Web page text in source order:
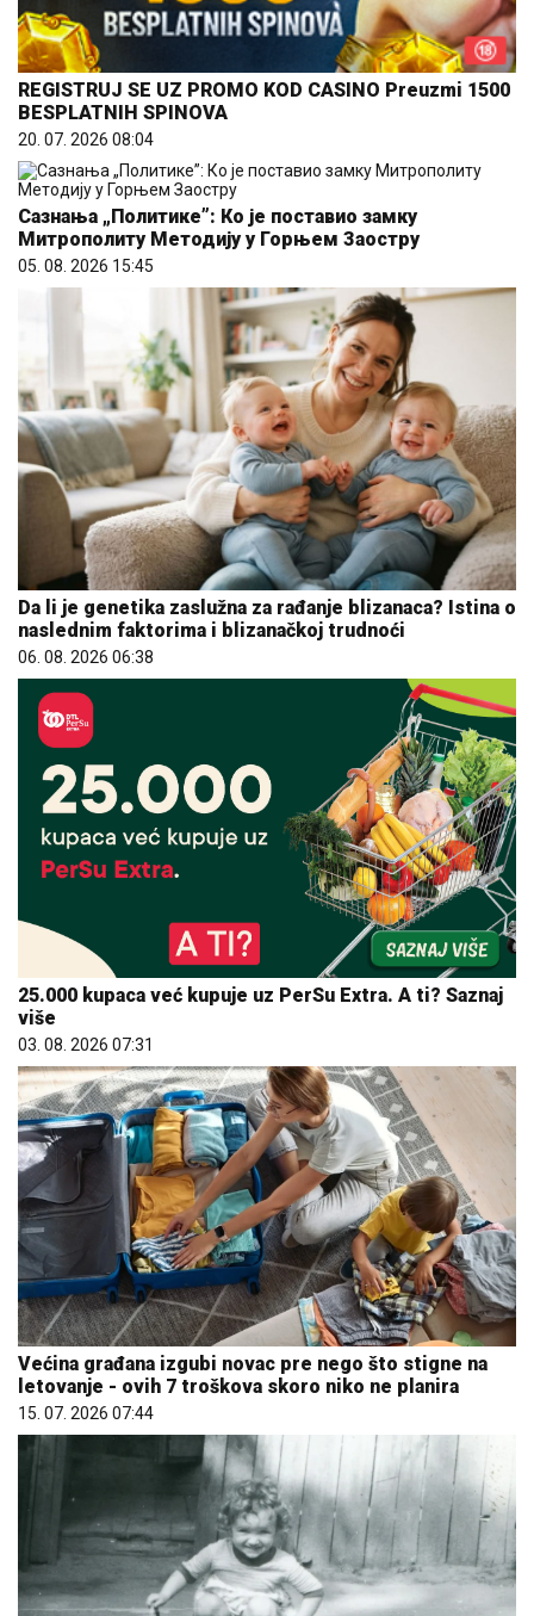
REGISTRUJ SE UZ PROMO KOD CASINO Preuzmi 1500
BESPLATNIH SPINOVA
20. 07. 2026 08:04
Сазнања „Политике”: Ко је поставио замку
Митрополиту Методију у Горњем Заостру
05. 08. 2026 15:45
Da li je genetika zaslužna za rađanje blizanaca? Istina o
naslednim faktorima i blizanačkoj trudnoći
06. 08. 2026 06:38
25.000 kupaca već kupuje uz PerSu Extra. A ti? Saznaj
više
03. 08. 2026 07:31
Većina građana izgubi novac pre nego što stigne na
letovanje - ovih 7 troškova skoro niko ne planira
15. 07. 2026 07:44